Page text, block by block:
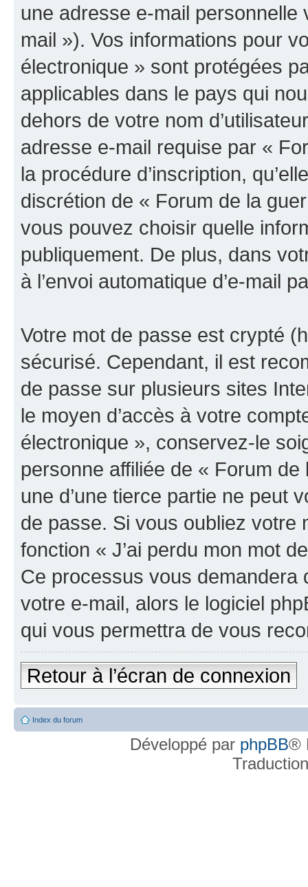
une adresse e-mail
mail »). Vos informations pour
électronique » sont protégées
applicables dans le pays qui
dehors de votre nom
adresse e-mail requise par «
la procédure d’inscription,
discrétion de « Forum de la
vous pouvez choisir quelle
publiquement. De plus, dans
à l’envoi automatique d’e-mail
Votre mot de passe est crypté
sécurisé. Cependant, il est
de passe sur plusieurs sites
le moyen d’accès à votre
électronique », conservez-le
personne affiliée de « Forum
une d’une tierce partie ne peut
de passe. Si vous oubliez votre
fonction « J’ai perdu mon mot
Ce processus vous demandera
votre e-mail, alors le logiciel
qui vous permettra de vous
Retour à l’écran de connexion
Index du forum
Développé par phpBB®